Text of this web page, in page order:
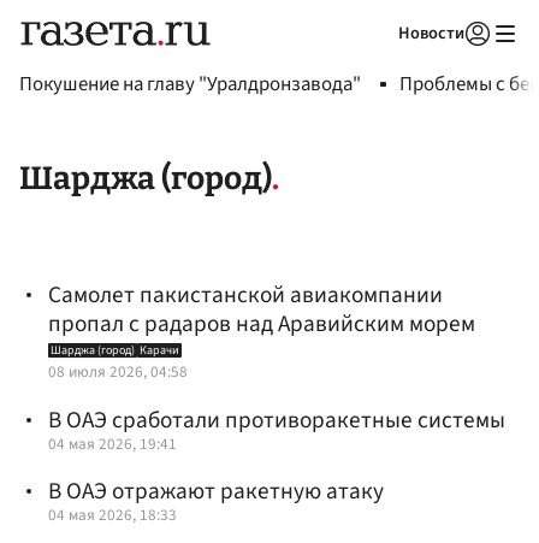
Новости
Покушение на главу "Уралдронзавода" Проблемы с
Шарджа (город)
Самолет пакистанской авиакомпании
пропал с радаров над Аравийским морем
Шарджа (город) Карачи
08 июля 2026, 04:58
В ОАЭ сработали противоракетные системы
04 мая 2026, 19:41
В ОАЭ отражают ракетную атаку
04 мая 2026, 18:33